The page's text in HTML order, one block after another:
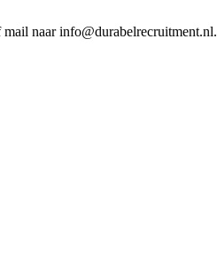
naar info@durabelrecruitment.nl.